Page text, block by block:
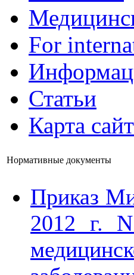
For
Статьи
Карта
Нормативные документы
Приказ
2012 г.